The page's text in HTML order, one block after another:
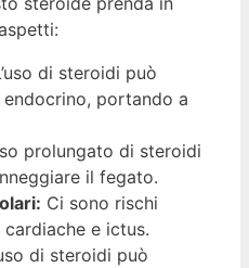
di steroidi può
portando a
prolungato di steroidi
il fegato.
Ci sono rischi
e ictus.
di steroidi può